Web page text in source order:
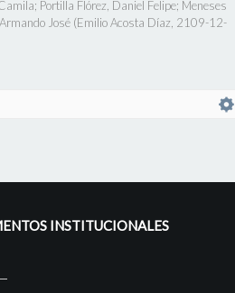
; Portilla Flórez, Daniel Felipe; Meneses
José (Emilio Acosta Díaz 2109-12-
INSTITUCIONALES